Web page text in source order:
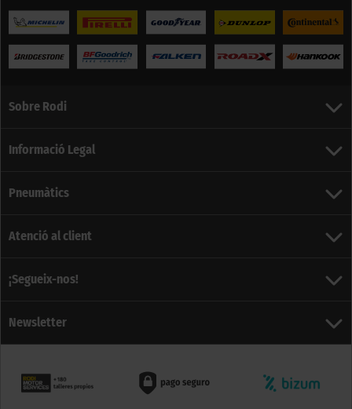
Sobre Rodi
Informació Legal
Pneumàtics
Atenció al client
¡Segueix-nos!
Newsletter